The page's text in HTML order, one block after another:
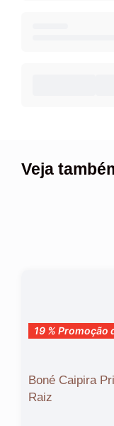
Veja
19 % Promoção
19 % Promoção
Boné Caipira
Raiz